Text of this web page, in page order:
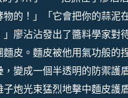
的！」「它會把你的蒜泥
」廖沾沾發出了醬料學家對
皮。麵皮被他用氣功般的
變成一個半透明的防禦護
炮光束猛烈地擊中麵皮護